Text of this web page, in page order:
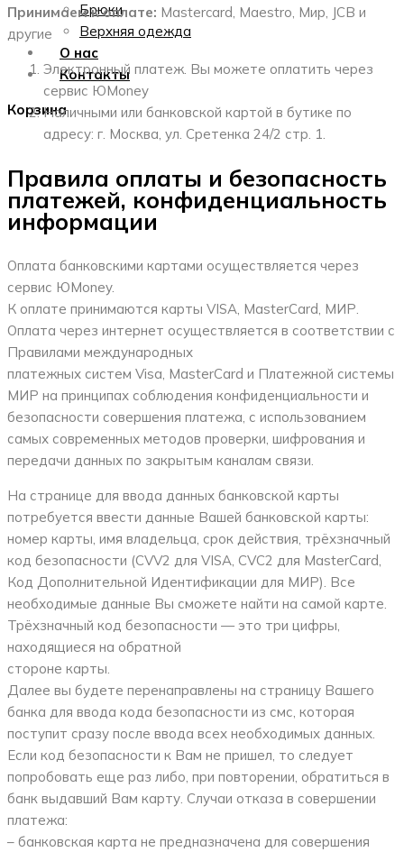
Брюки
Верхняя одежда
О нас
Контакты
Корзина
Принимаем к оплате: Mastercard, Maestro, Мир, JCB и
другие
Электронный платеж. Вы можете оплатить через
сервис ЮMoney
Наличными или банковской картой в бутике по
адресу: г. Москва, ул. Сретенка 24/2 стр. 1.
Правила оплаты и безопасность
платежей, конфиденциальность
информации
Оплата банковскими картами осуществляется через
сервис ЮMoney.
К оплате принимаются карты VISA, MasterCard, МИР.
Оплата через интернет осуществляется в соответствии с
Правилами международных
платежных систем Visa, MasterCard и Платежной системы
МИР на принципах соблюдения конфиденциальности и
безопасности совершения платежа, с использованием
самых современных методов проверки, шифрования и
передачи данных по закрытым каналам связи.
На странице для ввода данных банковской карты
потребуется ввести данные Вашей банковской карты:
номер карты, имя владельца, срок действия, трёхзначный
код безопасности (CVV2 для VISA, CVC2 для MasterCard,
Код Дополнительной Идентификации для МИР). Все
необходимые данные Вы сможете найти на самой карте.
Трёхзначный код безопасности — это три цифры,
находящиеся на обратной
стороне карты.
Далее вы будете перенаправлены на страницу Вашего
банка для ввода кода безопасности из смс, которая
поступит сразу после ввода всех необходимых данных.
Если код безопасности к Вам не пришел, то следует
попробовать еще раз либо, при повторении, обратиться в
банк выдавший Вам карту. Случаи отказа в совершении
платежа:
– банковская карта не предназначена для совершения